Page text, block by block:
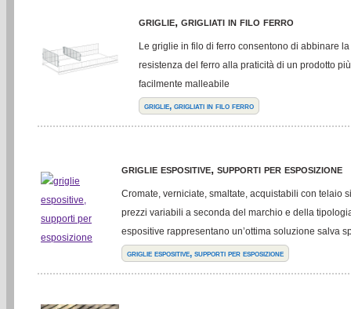
griglie, grigliati in filo ferro
Le griglie in filo di ferro consentono di abbinare
resistenza del ferro alla praticità di un prodotto
facilmente malleabile
griglie, grigliati in filo ferro
griglie espositive, supporti per esposizione
Cromate, verniciate, smaltate, acquistabili con telaio
prezzi variabili a seconda del marchio e della
espositive rappresentano un’ottima soluzione salva
griglie espositive, supporti per esposizione